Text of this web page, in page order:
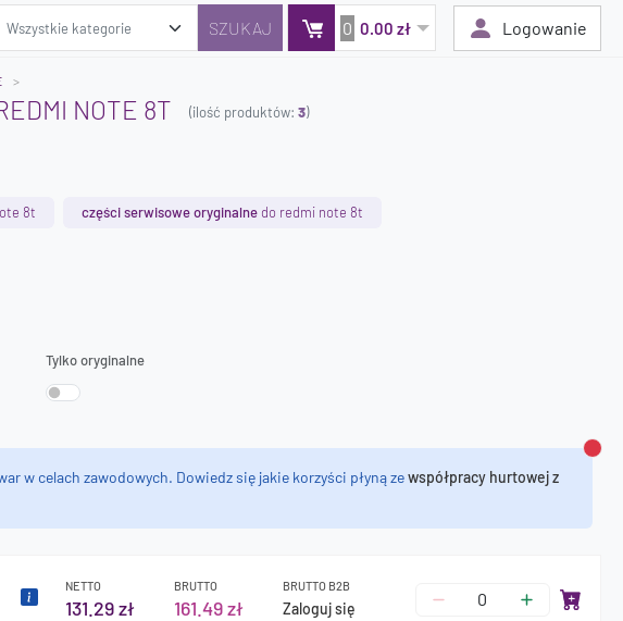
0 0.00 zł Logowanie
NOTE 8T (ilość produktów: 3)
8t części serwisowe oryginalne do redmi note 8t
Tylko oryginalne
w celach zawodowych. Dowiedz się jakie korzyści płyną zewspółpracy hurtowej z
NETTO
131.29 zł
BRUTTO
161.49 zł
BRUTTO B2B
Zaloguj się